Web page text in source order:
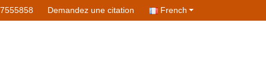
Demandez une citation French